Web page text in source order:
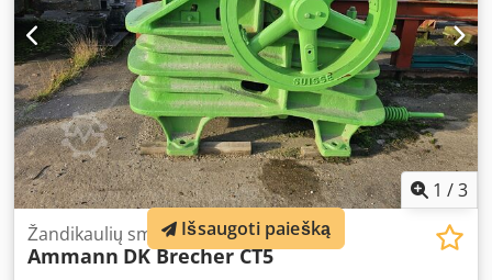
1 /3
Žandikaulių smulkintuvas
Ammann DK Brecher CT5
Išsaugoti paiešką